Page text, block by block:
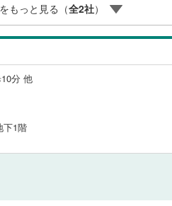
もっと見る（全2社）
分 他
下1階